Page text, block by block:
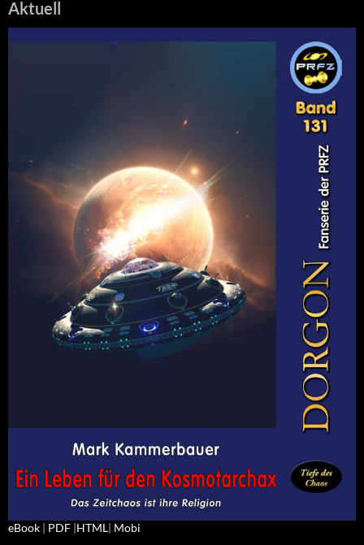
Aktuell
eBook | PDF |HTML| Mobi